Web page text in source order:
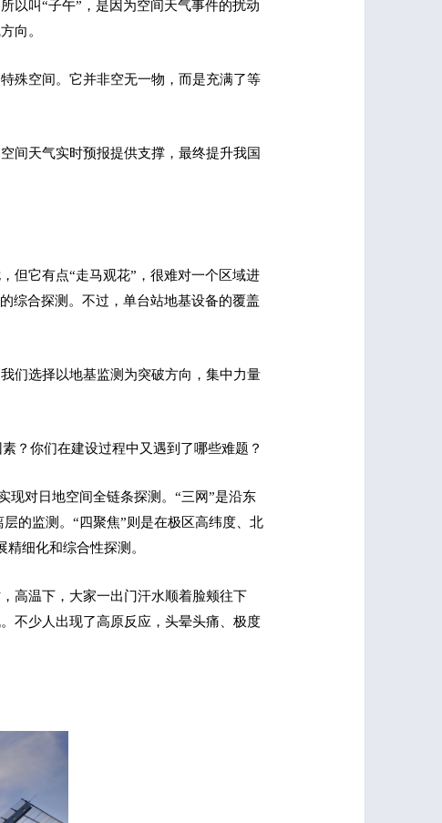
以叫“子午”，是因为空间天气事件的扰动
向。
殊空间。它并非空无一物，而是充满了等
间天气实时预报提供支撑，最终提升我国
但它有点“走马观花”，很难对一个区域进
综合探测。不过，单台站地基设备的覆盖
们选择以地基监测为突破方向，集中力量
？你们在建设过程中又遇到了哪些难题？
现对日地空间全链条探测。“三网”是沿东
的监测。“四聚焦”则是在极区高纬度、北
细化和综合性探测。
高温下，大家一出门汗水顺着脸颊往下
不少人出现了高原反应，头晕头痛、极度